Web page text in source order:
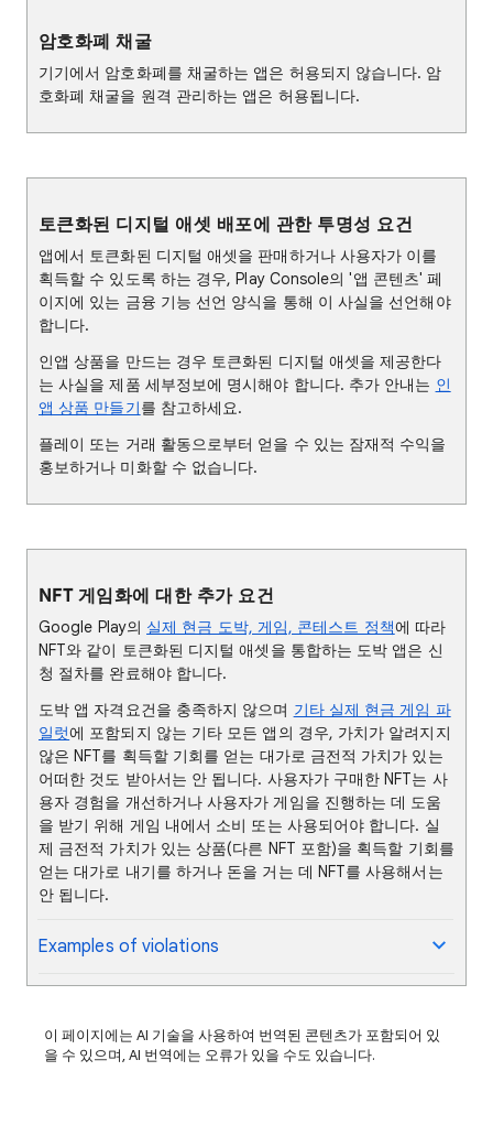
암호화폐 채굴
기기에서 암호화폐를 채굴하는 앱은 허용되지 않습니다. 암
호화폐 채굴을 원격 관리하는 앱은 허용됩니다.
토큰화된 디지털 애셋 배포에 관한 투명성 요건
앱에서 토큰화된 디지털 애셋을 판매하거나 사용자가 이를
획득할 수 있도록 하는 경우, Play Console의 '앱 콘텐츠' 페
이지에 있는 금융 기능 선언 양식을 통해 이 사실을 선언해야
합니다.
인앱 상품을 만드는 경우 토큰화된 디지털 애셋을 제공한다
는 사실을 제품 세부정보에 명시해야 합니다. 추가 안내는 인
앱 상품 만들기를 참고하세요.
플레이 또는 거래 활동으로부터 얻을 수 있는 잠재적 수익을
홍보하거나 미화할 수 없습니다.
NFT 게임화에 대한 추가 요건
Google Play의 실제 현금 도박, 게임, 콘테스트 정책에 따라
NFT와 같이 토큰화된 디지털 애셋을 통합하는 도박 앱은 신
청 절차를 완료해야 합니다.
도박 앱 자격요건을 충족하지 않으며 기타 실제 현금 게임 파
일럿에 포함되지 않는 기타 모든 앱의 경우, 가치가 알려지지
않은 NFT를 획득할 기회를 얻는 대가로 금전적 가치가 있는
어떠한 것도 받아서는 안 됩니다. 사용자가 구매한 NFT는 사
용자 경험을 개선하거나 사용자가 게임을 진행하는 데 도움
을 받기 위해 게임 내에서 소비 또는 사용되어야 합니다. 실
제 금전적 가치가 있는 상품(다른 NFT 포함)을 획득할 기회를
얻는 대가로 내기를 하거나 돈을 거는 데 NFT를 사용해서는
안 됩니다.
Examples of violations
이 페이지에는 AI 기술을 사용하여 번역된 콘텐츠가 포함되어 있
을 수 있으며, AI 번역에는 오류가 있을 수도 있습니다.